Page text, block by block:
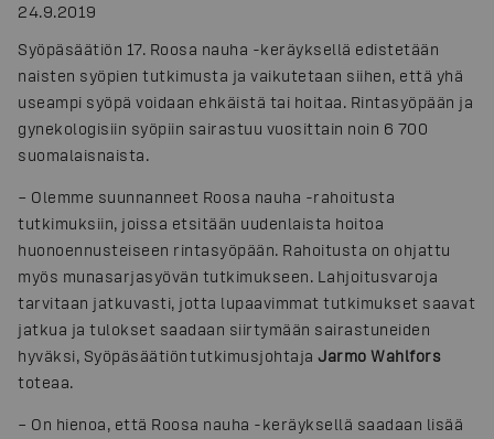
24.9.2019
Syöpäsäätiön 17. Roosa nauha -keräyksellä edistetään
naisten syöpien tutkimusta ja vaikutetaan siihen, että yhä
useampi syöpä voidaan ehkäistä tai hoitaa. Rintasyöpään ja
gynekologisiin syöpiin sairastuu vuosittain noin 6 700
suomalaisnaista.
– Olemme suunnanneet Roosa nauha -rahoitusta
tutkimuksiin, joissa etsitään uudenlaista hoitoa
huonoennusteiseen rintasyöpään. Rahoitusta on ohjattu
myös munasarjasyövän tutkimukseen. Lahjoitusvaroja
tarvitaan jatkuvasti, jotta lupaavimmat tutkimukset saavat
jatkua ja tulokset saadaan siirtymään sairastuneiden
hyväksi, Syöpäsäätiön tutkimusjohtaja Jarmo Wahlfors
toteaa.
– On hienoa, että Roosa nauha -keräyksellä saadaan lisää